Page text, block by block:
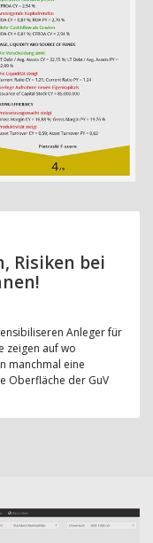
Risiken bei
Anleger für
zeigen auf wo
manchmal eine
Oberfläche der GuV